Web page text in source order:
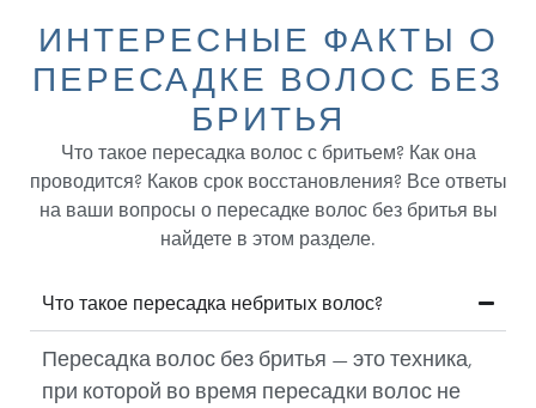
ИНТЕРЕСНЫЕ ФАКТЫ О
ПЕРЕСАДКЕ ВОЛОС БЕЗ
БРИТЬЯ
Что такое пересадка волос с бритьем? Как она
проводится? Каков срок восстановления? Все ответы
на ваши вопросы о пересадке волос без бритья вы
найдете в этом разделе.
Что такое пересадка небритых волос?
Пересадка волос без бритья — это техника,
при которой во время пересадки волос не